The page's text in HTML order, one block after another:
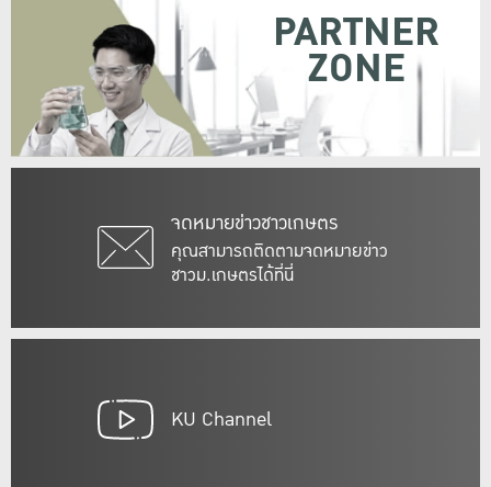
จดหมายข่าวชาวเกษตร
คุณสามารถติดตามจดหมายข่าว
ชาวม.เกษตรได้ที่นี่
PARTNER
ZONE
KU Channel